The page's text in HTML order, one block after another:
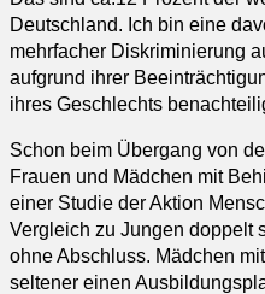
Deutschland. Ich bin eine
mehrfacher Diskriminierung
aufgrund ihrer
ihres Geschlechts
Schon beim Übergang von
Frauen und Mädchen mit
einer Studie der Aktion
Vergleich zu Jungen doppelt
ohne Abschluss. Mädchen
seltener einen